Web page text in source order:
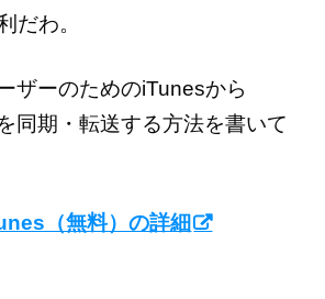
だわ。
ザーのためのiTunesから
同期・転送する方法を書いて
（無料）の詳細